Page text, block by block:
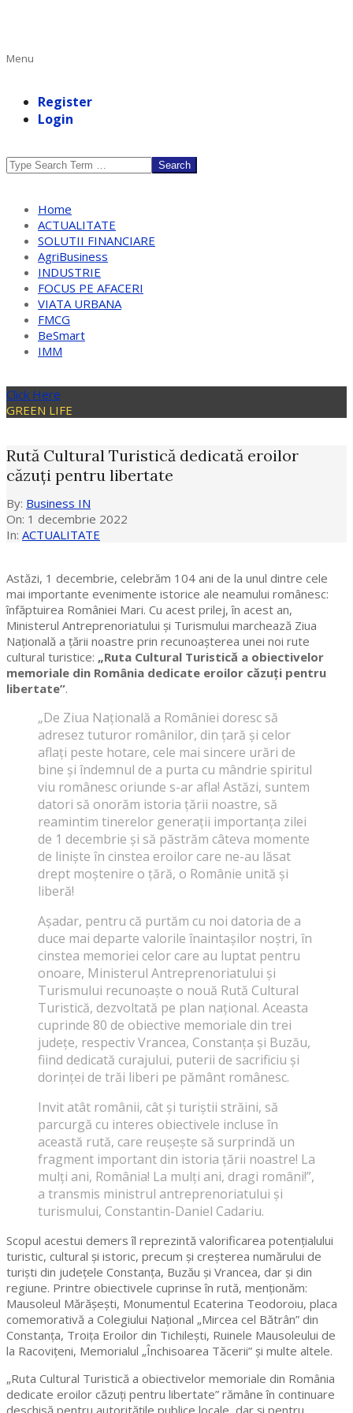
Primary
Menu
Register
Login
Search
Home
ACTUALITATE
SOLUTII FINANCIARE
AgriBusiness
INDUSTRIE
FOCUS PE AFACERI
VIATA URBANA
FMCG
BeSmart
IMM
Click Here
GREEN LIFE
Rută Cultural Turistică dedicată eroilor
căzuți pentru libertate
By: Business IN
On: 1 decembrie 2022
In: ACTUALITATE
Astăzi, 1 decembrie, celebrăm 104 ani de la unul dintre cele
mai importante evenimente istorice ale neamului românesc:
înfăptuirea României Mari. Cu acest prilej, în acest an,
Ministerul Antreprenoriatului și Turismului marchează Ziua
Națională a țării noastre prin recunoașterea unei noi rute
cultural turistice: „Ruta Cultural Turistică a obiectivelor
memoriale din România dedicate eroilor căzuți pentru
libertate”.
„De Ziua Națională a României doresc să
adresez tuturor românilor, din țară și celor
aflați peste hotare, cele mai sincere urări de
bine și îndemnul de a purta cu mândrie spiritul
viu românesc oriunde s-ar afla! Astăzi, suntem
datori să onorăm istoria țării noastre, să
reamintim tinerelor generații importanța zilei
de 1 decembrie și să păstrăm câteva momente
de liniște în cinstea eroilor care ne-au lăsat
drept moștenire o țără, o Românie unită și
liberă!
Așadar, pentru că purtăm cu noi datoria de a
duce mai departe valorile înaintașilor noștri, în
cinstea memoriei celor care au luptat pentru
onoare, Ministerul Antreprenoriatului și
Turismului recunoaște o nouă Rută Cultural
Turistică, dezvoltată pe plan național. Aceasta
cuprinde 80 de obiective memoriale din trei
județe, respectiv Vrancea, Constanța și Buzău,
fiind dedicată curajului, puterii de sacrificiu și
dorinței de trăi liberi pe pământ românesc.
Invit atât românii, cât și turiștii străini, să
parcurgă cu interes obiectivele incluse în
această rută, care reușește să surprindă un
fragment important din istoria țării noastre! La
mulți ani, România! La mulți ani, dragi români!”,
a transmis ministrul antreprenoriatului și
turismului, Constantin-Daniel Cadariu.
Scopul acestui demers îl reprezintă valorificarea potențialului
turistic, cultural și istoric, precum și creșterea numărului de
turiști din județele Constanța, Buzău și Vrancea, dar și din
regiune. Printre obiectivele cuprinse în rută, menționăm:
Mausoleul Mărășești, Monumentul Ecaterina Teodoroiu, placa
comemorativă a Colegiului Național „Mircea cel Bătrân” din
Constanța, Troița Eroilor din Tichilești, Ruinele Mausoleului de
la Racovițeni, Memorialul „Închisoarea Tăcerii” și multe altele.
„Ruta Cultural Turistică a obiectivelor memoriale din România
dedicate eroilor căzuți pentru libertate” rămâne în continuare